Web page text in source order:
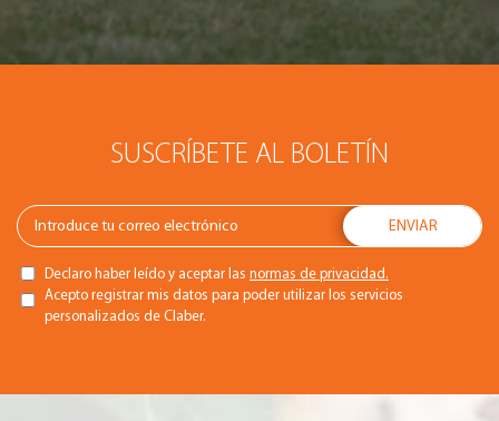
SUSCRÍBETE AL BOLETÍN
Declaro haber leído y aceptar las normas de privacidad.
Acepto registrar mis datos para poder utilizar los servicios
personalizados de Claber.